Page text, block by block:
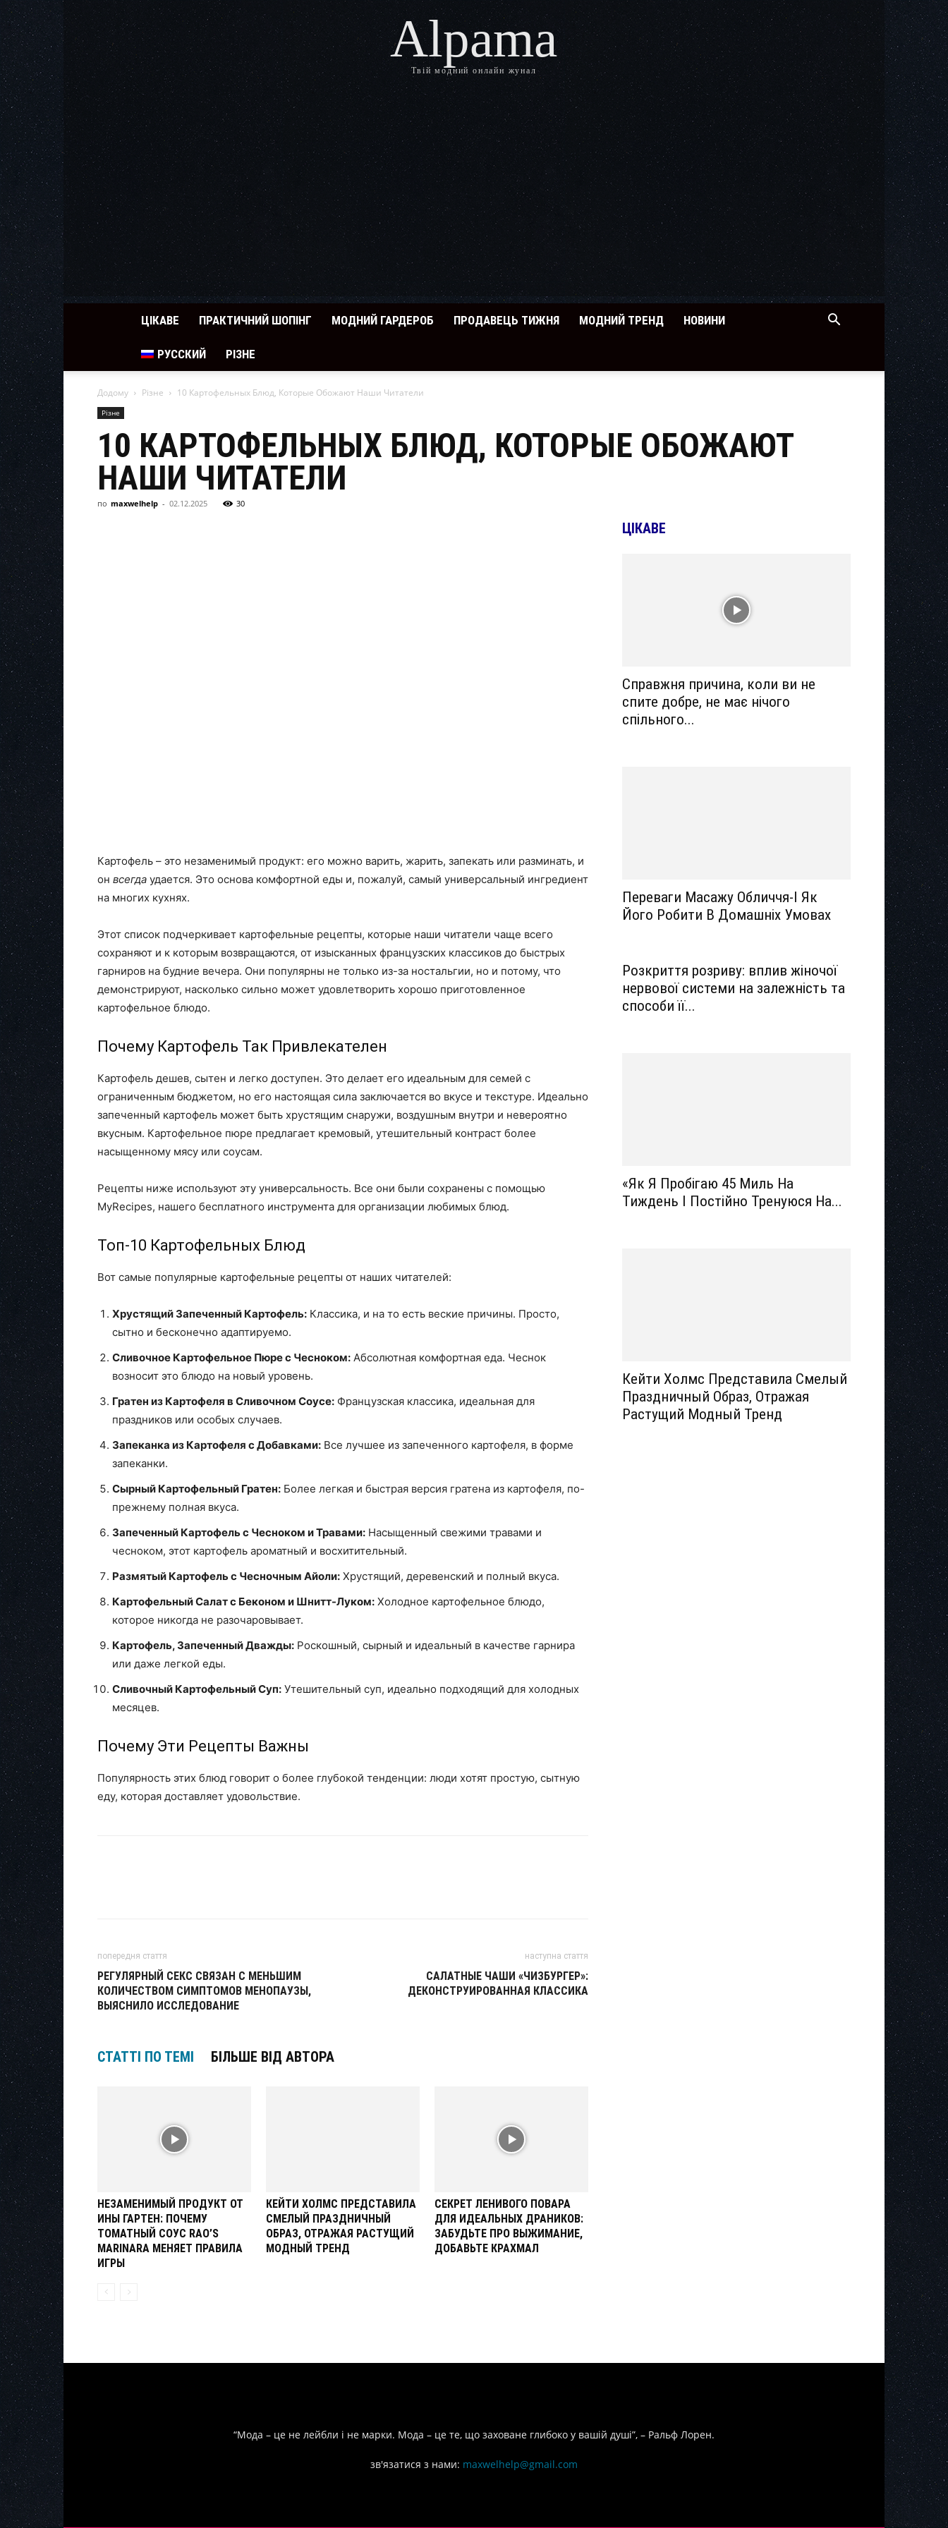
Alpama
Твій модний онлайн жунал
ЦІКАВЕ ПРАКТИЧНИЙ ШОПІНГ МОДНИЙ ГАРДЕРОБ ПРОДАВЕЦЬ ТИЖНЯ МОДНИЙ ТРЕНД НОВИНИ
РУССКИЙ РІЗНЕ
Додому Різне 10 Картофельных Блюд, Которые Обожают Наши Читатели
Різне
10 КАРТОФЕЛЬНЫХ БЛЮД, КОТОРЫЕ ОБОЖАЮТ
НАШИ ЧИТАТЕЛИ
по maxwelhelp - 02.12.2025 30
Картофель – это незаменимый продукт: его можно варить, жарить, запекать или разминать, и
он всегда удается. Это основа комфортной еды и, пожалуй, самый универсальный ингредиент
на многих кухнях.
Этот список подчеркивает картофельные рецепты, которые наши читатели чаще всего
сохраняют и к которым возвращаются, от изысканных французских классиков до быстрых
гарниров на будние вечера. Они популярны не только из-за ностальгии, но и потому, что
демонстрируют, насколько сильно может удовлетворить хорошо приготовленное
картофельное блюдо.
Почему Картофель Так Привлекателен
Картофель дешев, сытен и легко доступен. Это делает его идеальным для семей с
ограниченным бюджетом, но его настоящая сила заключается во вкусе и текстуре. Идеально
запеченный картофель может быть хрустящим снаружи, воздушным внутри и невероятно
вкусным. Картофельное пюре предлагает кремовый, утешительный контраст более
насыщенному мясу или соусам.
Рецепты ниже используют эту универсальность. Все они были сохранены с помощью
MyRecipes, нашего бесплатного инструмента для организации любимых блюд.
Топ-10 Картофельных Блюд
Вот самые популярные картофельные рецепты от наших читателей:
Хрустящий Запеченный Картофель: Классика, и на то есть веские причины. Просто,
сытно и бесконечно адаптируемо.
Сливочное Картофельное Пюре с Чесноком: Абсолютная комфортная еда. Чеснок
возносит это блюдо на новый уровень.
Гратен из Картофеля в Сливочном Соусе: Французская классика, идеальная для
праздников или особых случаев.
Запеканка из Картофеля с Добавками: Все лучшее из запеченного картофеля, в форме
запеканки.
Сырный Картофельный Гратен: Более легкая и быстрая версия гратена из картофеля, по-
прежнему полная вкуса.
Запеченный Картофель с Чесноком и Травами: Насыщенный свежими травами и
чесноком, этот картофель ароматный и восхитительный.
Размятый Картофель с Чесночным Айоли: Хрустящий, деревенский и полный вкуса.
Картофельный Салат с Беконом и Шнитт-Луком: Холодное картофельное блюдо,
которое никогда не разочаровывает.
Картофель, Запеченный Дважды: Роскошный, сырный и идеальный в качестве гарнира
или даже легкой еды.
Сливочный Картофельный Суп: Утешительный суп, идеально подходящий для холодных
месяцев.
Почему Эти Рецепты Важны
Популярность этих блюд говорит о более глубокой тенденции: люди хотят простую, сытную
еду, которая доставляет удовольствие.
попередня стаття
РЕГУЛЯРНЫЙ СЕКС СВЯЗАН С МЕНЬШИМ
КОЛИЧЕСТВОМ СИМПТОМОВ МЕНОПАУЗЫ,
ВЫЯСНИЛО ИССЛЕДОВАНИЕ
наступна стаття
САЛАТНЫЕ ЧАШИ «ЧИЗБУРГЕР»:
ДЕКОНСТРУИРОВАННАЯ КЛАССИКА
СТАТТІ ПО ТЕМІ БІЛЬШЕ ВІД АВТОРА
НЕЗАМЕНИМЫЙ ПРОДУКТ ОТ
ИНЫ ГАРТЕН: ПОЧЕМУ
ТОМАТНЫЙ СОУС RAO’S
MARINARA МЕНЯЕТ ПРАВИЛА
ИГРЫ
КЕЙТИ ХОЛМС ПРЕДСТАВИЛА
СМЕЛЫЙ ПРАЗДНИЧНЫЙ
ОБРАЗ, ОТРАЖАЯ РАСТУЩИЙ
МОДНЫЙ ТРЕНД
СЕКРЕТ ЛЕНИВОГО ПОВАРА
ДЛЯ ИДЕАЛЬНЫХ ДРАНИКОВ:
ЗАБУДЬТЕ ПРО ВЫЖИМАНИЕ,
ДОБАВЬТЕ КРАХМАЛ
ЦІКАВЕ
Справжня причина, коли ви не
спите добре, не має нічого
спільного...
Переваги Масажу Обличчя-І Як
Його Робити В Домашніх Умовах
Розкриття розриву: вплив жіночої
нервової системи на залежність та
способи її...
«Як Я Пробігаю 45 Миль На
Тиждень І Постійно Тренуюся На...
Кейти Холмс Представила Смелый
Праздничный Образ, Отражая
Растущий Модный Тренд
“Мода – це не лейбли і не марки. Мода – це те, що заховане глибоко у вашій душі”, – Ральф Лорен.
зв'язатися з нами: maxwelhelp@gmail.com